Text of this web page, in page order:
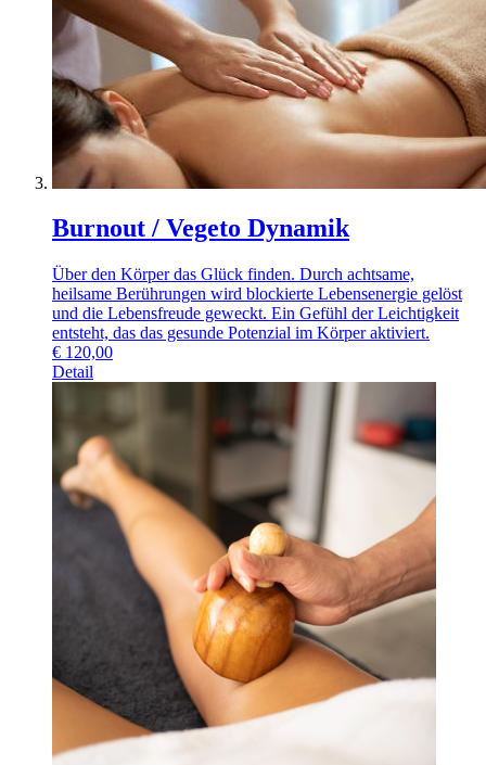
Burnout / Vegeto Dynamik
Über den Körper das Glück finden. Durch achtsame,
heilsame Berührungen wird blockierte Lebensenergie gelöst
und die Lebensfreude geweckt. Ein Gefühl der Leichtigkeit
entsteht, das das gesunde Potenzial im Körper aktiviert.
€ 120,00
Detail